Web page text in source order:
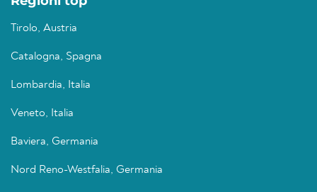
Tirolo, Austria
Catalogna, Spagna
Lombardia, Italia
Veneto, Italia
Baviera, Germania
Nord Reno-Westfalia, Germania